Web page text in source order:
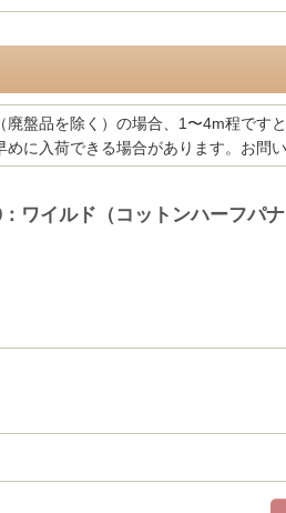
廃盤品を除く）の場合、1〜4m程です
めに入荷できる場合があります。お問
ワイルド（コットンハーフパ